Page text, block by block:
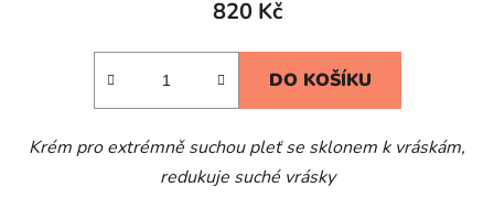
820 Kč
DO KOŠÍKU
Krém pro extrémně suchou pleť se sklonem k vráskám,
redukuje suché vrásky